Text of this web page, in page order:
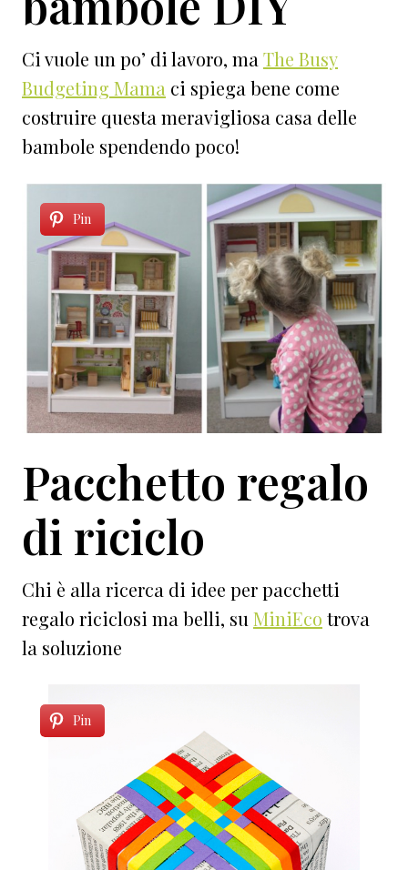
Ci vuole un po’ di lavoro, ma The Busy
Budgeting Mama ci spiega bene come
costruire questa meravigliosa casa delle
bambole spendendo poco!
Pin
Pacchetto regalo
di riciclo
Chi è alla ricerca di idee per pacchetti
regalo riciclosi ma belli, su MiniEco trova
la soluzione
Pin